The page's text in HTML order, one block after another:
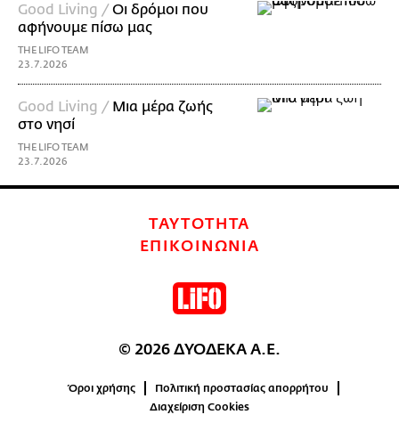
Good Living /Οι δρόμοι που
αφήνουμε πίσω μας
THE LIFO TEAM
23.7.2026
Good Living / Μια μέρα ζωής
στο νησί
THE LIFO TEAM
23.7.2026
ΤΑΥΤΟΤΗΤΑ
ΕΠΙΚΟΙΝΩΝΙΑ
© 2026 ΔΥΟΔΕΚΑ Α.Ε.
Όροι χρήσης
Πολιτική προστασίας απορρήτου
Διαχείριση Cookies